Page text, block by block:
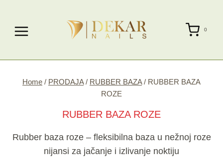
content
0
Home / PRODAJA / RUBBER BAZA / RUBBER BAZA
ROZE
RUBBER BAZA ROZE
Rubber baza roze – fleksibilna baza u nežnoj roze
nijansi za jačanje i izlivanje noktiju